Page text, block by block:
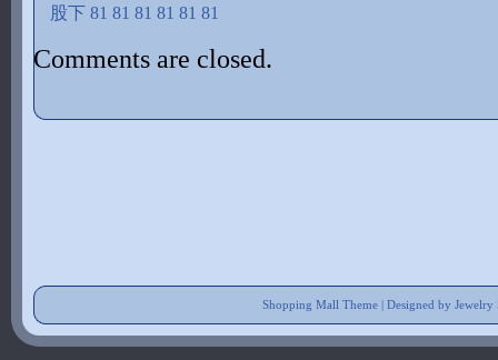
股下 81 81 81 81 81 81
Comments are closed.
Shopping Mall Theme | Designed by